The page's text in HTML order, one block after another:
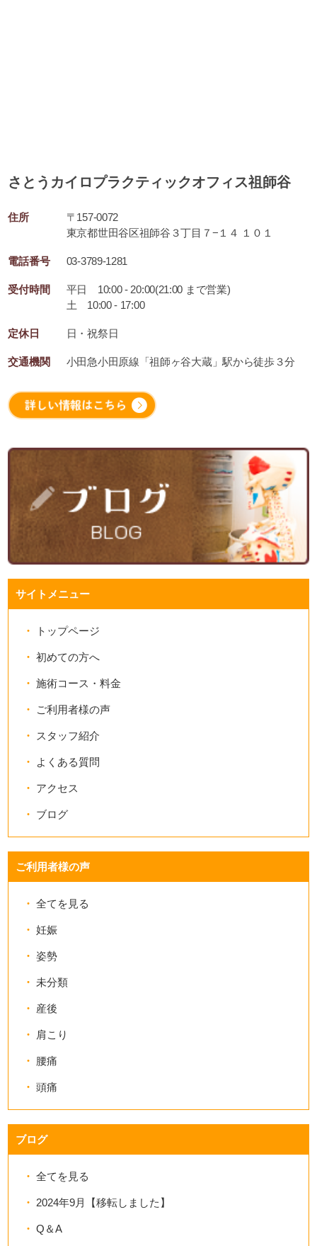
さとうカイロプラクティックオフィス祖師谷
住所
〒157-0072
東京都世田谷区祖師谷３丁目７−１４ １０１
電話番号 03-3789-1281
受付時間
平日 10:00 - 20:00(21:00 まで営業)
土 10:00 - 17:00
定休日 日・祝祭日
交通機関 小田急小田原線「祖師ヶ谷大蔵」駅から徒歩３分
サイトメニュー
トップページ
初めての方へ
施術コース・料金
ご利用者様の声
スタッフ紹介
よくある質問
アクセス
ブログ
ご利用者様の声
全てを見る
妊娠
姿勢
未分類
産後
肩こり
腰痛
頭痛
ブログ
全てを見る
2024年9月【移転しました】
Q＆A